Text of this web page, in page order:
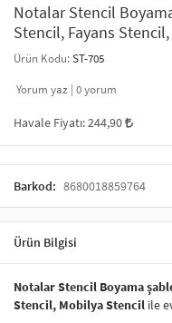
ŞAL VE FULAR
ODA KOKUSU VE MUM
Notalar Stencil
Stencil, Fayans
Ürün Kodu:ST-705
Yorum yaz | 0yorum
Havale Fiyatı:244,90
Barkod: 8680018859764
Ürün Bilgisi
Notalar Stencil Boyama
Stencil, Mobilya Stencil ile